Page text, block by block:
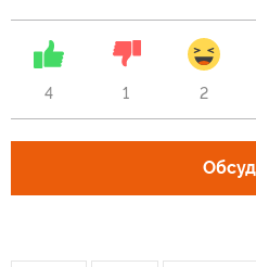
4 1 2